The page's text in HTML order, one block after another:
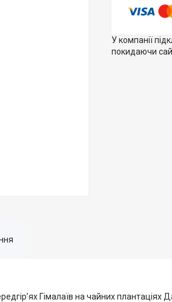
У компанії
покидаючи
Гімалаїв на чайних плантаціях